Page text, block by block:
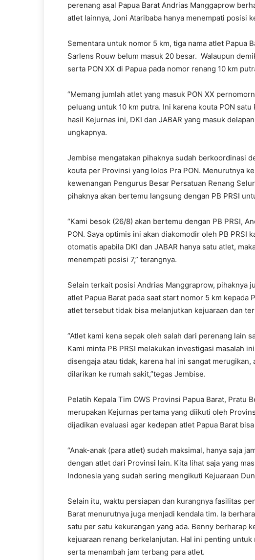
perenang asal Papua Barat Andrias Manggaprow
atlet lainnya, Joni Ataribaba hanya menempati posisi
Sementara untuk nomor 5 km, tiga nama atlet Papua
Sarlens Rouw belum masuk 20 besar. Walaupun
serta PON XX di Papua pada nomor renang 10 km
“Memang jumlah atlet yang masuk PON XX
peluang untuk 10 km putra. Ini karena kouta PON
hasil Kejurnas ini, DKI dan JABAR yang masuk
ungkapnya.
Jembise mengatakan pihaknya sudah berkoordinasi
kouta per Provinsi yang lolos Pra PON. Menurutnya
kewenangan Pengurus Besar Persatuan Renang
pihaknya akan bertemu langsung dengan PB PRSI
“Kami besok (26/8) akan bertemu dengan PB PRSI,
PON. Saya optimis ini akan diakomodir oleh PB PRSI
otomatis apabila DKI dan JABAR hanya satu atlet,
menempati posisi 7,” terangnya.
Selain terkait posisi Andrias Manggraprow, pihaknya
atlet Papua Barat pada saat start nomor 5 km kepada
atlet tersebut tidak bisa melanjutkan kejuaraan dan
“Atlet kami kena sepak oleh salah dari perenang lain
Kami minta PB PRSI melakukan investigasi masalah
disengaja atau tidak, karena hal ini sangat
dilarikan ke rumah sakit,”tegas Jembise.
Pelatih Kepala Tim OWS Provinsi Papua Barat, Pratu
merupakan Kejurnas pertama yang diikuti oleh
dijadikan evaluasi agar kedepan atlet Papua Barat
“Anak-anak (para atlet) sudah maksimal, hanya saja
dengan atlet dari Provinsi lain. Kita lihat saja yang
Indonesia yang sudah sering mengikuti Kejuaraan
Selain itu, waktu persiapan dan kurangnya fasilitas
Barat menurutnya juga menjadi kendala tim. Ia
satu per satu kekurangan yang ada. Benny berharap
kejuaraan renang berkelanjutan. Hal ini penting
serta menambah jam terbang para atlet.